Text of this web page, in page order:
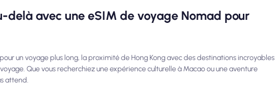
delà avec une eSIM de voyage Nomad pour
un voyage plus long, la proximité de Hong Kong avec des destinations incroyables
Que vous recherchiez une expérience culturelle à Macao ou une aventure
attend.